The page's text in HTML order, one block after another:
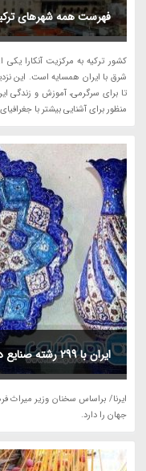
فهرست همه شهرهای
کشور ترکیه به مرکزیت آنکارا
شرق با ایران همسایه است. این
تا برای سرگرمی، آموزش و زندگی
منظور برای آشنایی بیشتر با
ایران با 299 رشته صنایع دستی رتبه نخست جهان را دارد
جهان را دارد.